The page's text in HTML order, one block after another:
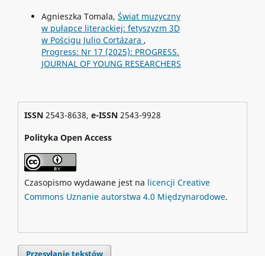
Agnieszka Tomala, Świat muzyczny
w pułapce literackiej: fetyszyzm 3D
w Pościgu Julio Cortázara ,
Progress: Nr 17 (2025): PROGRESS.
JOURNAL OF YOUNG RESEARCHERS
ISSN2543-8638, e-ISSN 2543-9928
Polityka Open Access
Czasopismo wydawane jest na licencji Creative
Commons Uznanie autorstwa 4.0 Międzynarodowe.
Przesyłanie tekstów